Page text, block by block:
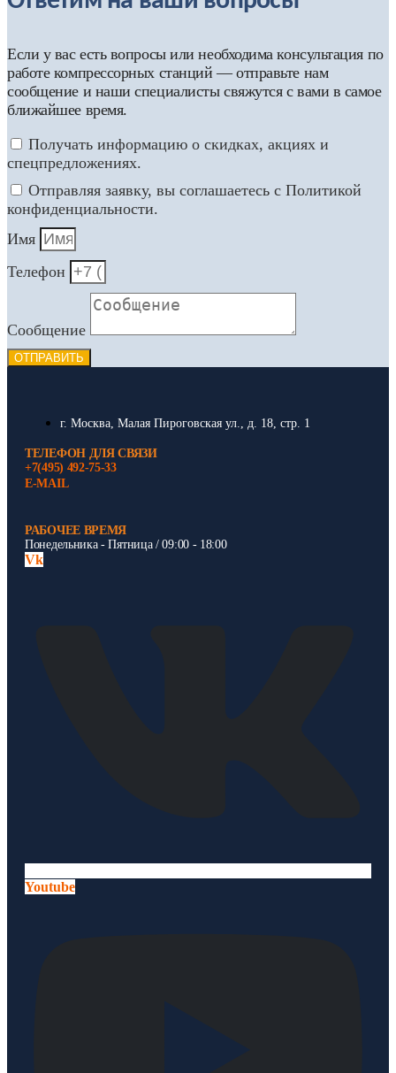
Если у вас есть вопросы или необходима консультация по
работе компрессорных станций — отправьте нам
сообщение и наши специалисты свяжутся с вами в самое
ближайшее время.
Получать информацию о скидках, акциях и
спецпредложениях.
Отправляя заявку, вы соглашаетесь с Политикой
конфиденциальности.
Имя
Телефон
Сообщение
ОТПРАВИТЬ
г. Москва, Малая Пироговская ул., д. 18, стр. 1
ТЕЛЕФОН ДЛЯ СВЯЗИ
+7(495) 492-75-33
E-MAIL
РАБОЧЕЕ ВРЕМЯ
Понедельника - Пятница / 09:00 - 18:00
Vk
Youtube